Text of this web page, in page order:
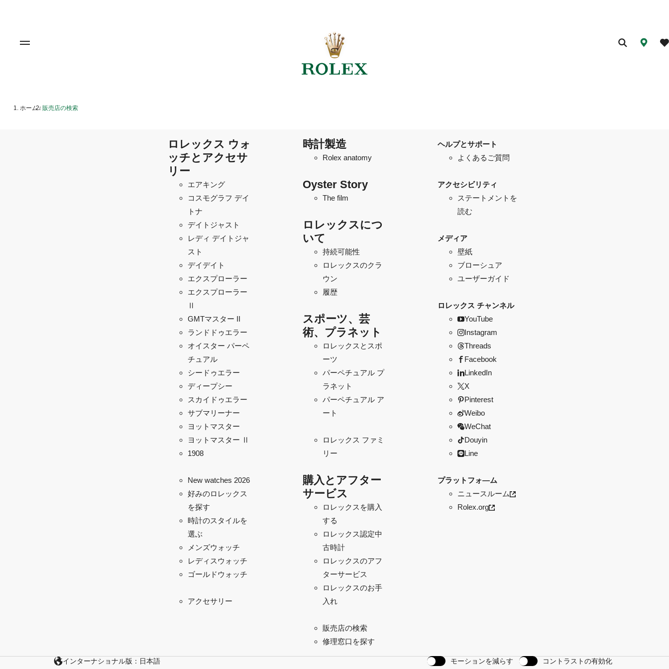
ホーム/ 販売店の検索
ロレックス ウォ
ッチとアクセサ
リー
エアキング
コスモグラフ デイ
トナ
デイトジャスト
レディ デイトジャ
スト
デイデイト
エクスプローラー
エクスプローラー
Ⅱ
GMTマスター II
ランドドゥエラー
オイスター パーペ
チュアル
シードゥエラー
ディープシー
スカイドゥエラー
サブマリーナー
ヨットマスター
ヨットマスター Ⅱ
1908
New watches 2026
好みのロレックス
を探す
時計のスタイルを
選ぶ
メンズウォッチ
レディスウォッチ
ゴールドウォッチ
アクセサリー
時計製造
Rolex anatomy
Oyster Story
The film
ロレックスにつ
いて
持続可能性
ロレックスのクラ
ウン
履歴
スポーツ、芸
術、プラネット
ロレックスとスポ
ーツ
パーペチュアル プ
ラネット
パーペチュアル ア
ート
ロレックス ファミ
リー
購入とアフター
サービス
ロレックスを購入
する
ロレックス認定中
古時計
ロレックスのアフ
ターサービス
ロレックスのお手
入れ
販売店の検索
修理窓口を探す
ヘルプとサポート
よくあるご質問
アクセシビリティ
ステートメントを
読む
メディア
壁紙
ブローシュア
ユーザーガイド
ロレックス チャンネル
YouTube
Instagram
Threads
Facebook
LinkedIn
X
Pinterest
Weibo
WeChat
Douyin
Line
プラットフォ―ム
ニュースルーム
Rolex.org
インターナショナル版：日本語 モーションを減らす コントラストの有効化